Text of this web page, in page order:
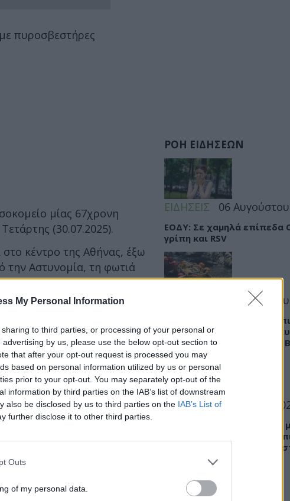
My Personal Information
to third parties, or processing of your personal or
by us, please use the below opt-out section to
that after your opt-out request is processed you may
based on personal information utilized by us or personal
prior to your opt-out. You may separately opt-out of the
information by third parties on the IAB’s list of downstream
also be disclosed by us to third parties on the IAB’s List of
further disclose it to other third parties.
Outs
of my personal data.
πυροσβεστήρες
μίας 67χρονη
(30.07.2025).
στο κέντρο της Αθήνας, έξω
την Αστυνομία, τη φωτιά
της Προεδρικής
Φέρεται επίσης να
iStock
ΡΟΗ ΕΙΔΗΣΕΩΝ
ΕΙΔΗΣΕΙΣ 06
ΕΟΔΥ: Σε χαμηλά επίπεδα
γρίπη και RSV
06
Σαμοθράκη: Αγωνιώδης
διάσωσης 15χρονης –
δύσβατο σημείο στη Γριά
ΥΓΕΙΑ 06 Αυγούστου
5 σοβαρές λοιμώξεις που
πάθουμε από το νερό σε
και ποτάμια – Μέτρα